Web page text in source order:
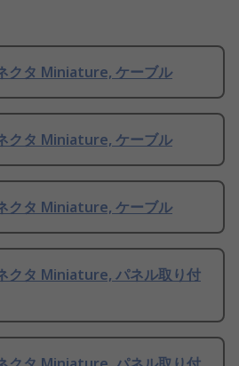
クタ Miniature, ケーブル
クタ Miniature, ケーブル
クタ Miniature, ケーブル
クタ Miniature, パネル取り付